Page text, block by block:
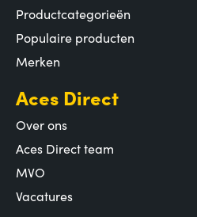
Productcategorieën
Populaire producten
Merken
Aces Direct
Over ons
Aces Direct team
MVO
Vacatures